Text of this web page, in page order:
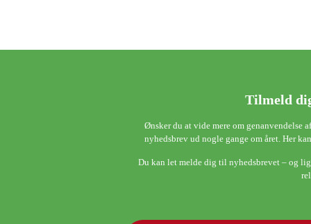
Tilmeld
Ønsker du at vide mere om genanvendelse
nyhedsbrev ud nogle gange om året. Her
Du kan let melde dig til nyhedsbrevet – og